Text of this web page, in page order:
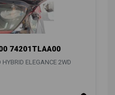
74201TLAA00
ELEGANCE 2WD